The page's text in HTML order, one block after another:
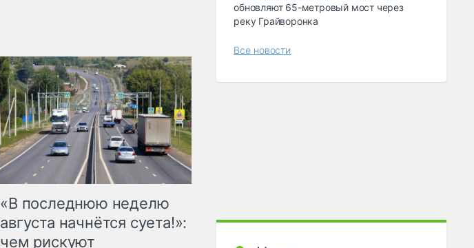
«В последнюю неделю
августа начнётся суета!»:
чем рискуют
обновляют 65-метровый мост через
реку Грайворонка
Все новости